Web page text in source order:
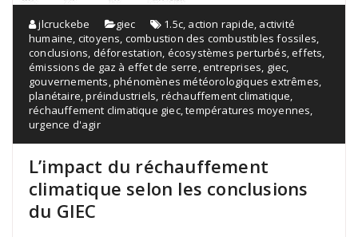
jlcruckebe giec 1.5c, action rapide, activité
humaine, citoyens, combustion des combustibles fossiles,
conclusions, déforestation, écosystèmes perturbés,effets,
émissions de gaz à effet de serre,entreprises, giec,
gouvernements,phénomènes météorologiques extrêmes,
planétaire,préindustriels, réchauffement climatique,
réchauffement climatique giec,températures moyennes,
urgence d'agir
L’impact du réchauffement
climatique selon les conclusions
du GIEC